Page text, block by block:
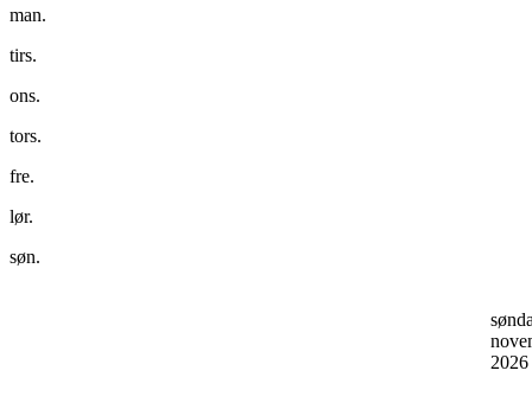
man.
tirs.
ons.
tors.
fre.
lør.
søn.
2026